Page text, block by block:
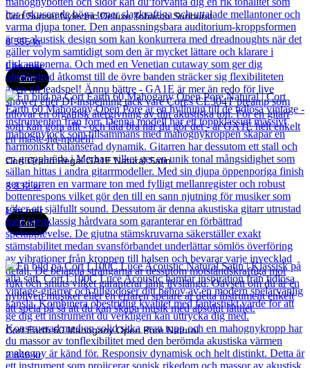
Cort Sunset Nylectric Deluxe Tobacco Sunburst
8 565kr
Läs mer
Cort
Cort Grand Regal GA1E Natural Satin
3 832kr
Läs mer
Cort
Cort Earth 60 Mahogany Open Pore Natural
2 846kr